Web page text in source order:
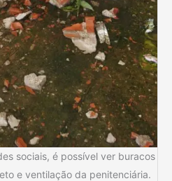
sociais, é possível ver buracos
e ventilação da penitenciária.